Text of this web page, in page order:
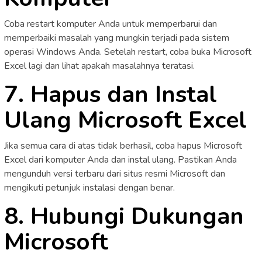
Coba restart komputer Anda untuk memperbarui dan
memperbaiki masalah yang mungkin terjadi pada sistem
operasi Windows Anda. Setelah restart, coba buka Microsoft
Excel lagi dan lihat apakah masalahnya teratasi.
7. Hapus dan Instal
Ulang Microsoft Excel
Jika semua cara di atas tidak berhasil, coba hapus Microsoft
Excel dari komputer Anda dan instal ulang. Pastikan Anda
mengunduh versi terbaru dari situs resmi Microsoft dan
mengikuti petunjuk instalasi dengan benar.
8. Hubungi Dukungan
Microsoft